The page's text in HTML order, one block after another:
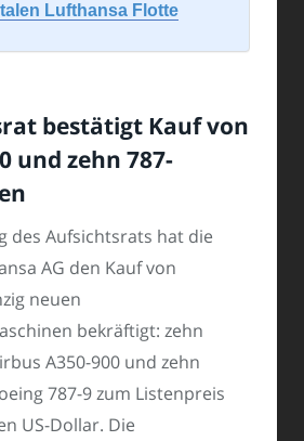
Lufthansa Flotte
bestätigt Kauf von
und zehn 787-
des Aufsichtsrats hat die
AG den Kauf von
neuen
bekräftigt: zehn
A350-900 und zehn
787-9 zum Listenpreis
US-Dollar. Die